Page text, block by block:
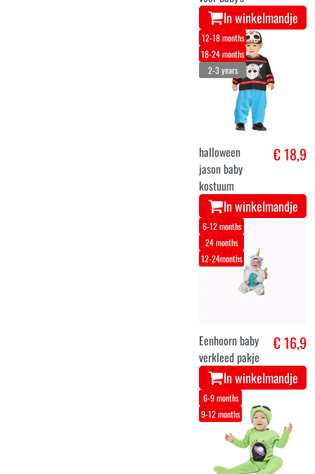
In winkelmandje
12-18 months
18-24 months
2-3 years
halloween
jason baby
kostuum
€ 18,9
In winkelmandje
6-12 months
24 months
12-24months
Eenhoorn baby
verkleed pakje
€ 16,9
In winkelmandje
6-9 months
9-12 months